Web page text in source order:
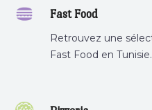
Fast Food
Retrouvez une
Fast Food en Tunisie.